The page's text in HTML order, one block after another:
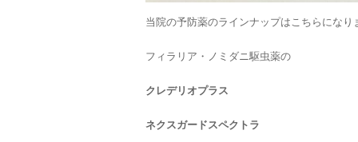
当院の予防薬のラインナップはこちらになり
フィラリア・ノミダニ駆虫薬の
クレデリオプラス
ネクスガードスペクトラ